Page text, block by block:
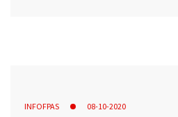
INFOFPAS 08-10-2020